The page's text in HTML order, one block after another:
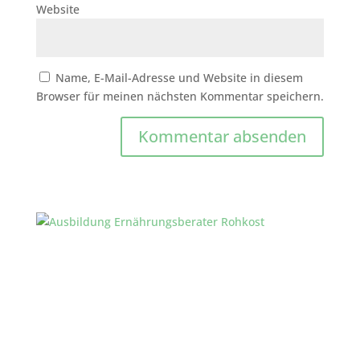
Website
Name, E-Mail-Adresse und Website in diesem
Browser für meinen nächsten Kommentar speichern.